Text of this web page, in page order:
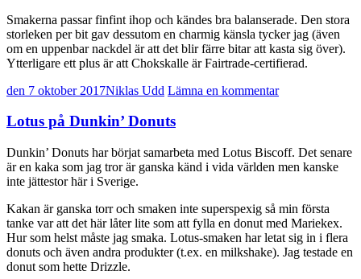
Smakerna passar finfint ihop och kändes bra balanserade. Den stora
storleken per bit gav dessutom en charmig känsla tycker jag (även
om en uppenbar nackdel är att det blir färre bitar att kasta sig över).
Ytterligare ett plus är att Chokskalle är Fairtrade-certifierad.
den 7 oktober 2017Niklas Udd Lämna en kommentar
Lotus på Dunkin’ Donuts
Dunkin’ Donuts har börjat samarbeta med Lotus Biscoff. Det senare
är en kaka som jag tror är ganska känd i vida världen men kanske
inte jättestor här i Sverige.
Kakan är ganska torr och smaken inte superspexig så min första
tanke var att det här låter lite som att fylla en donut med Mariekex.
Hur som helst måste jag smaka. Lotus-smaken har letat sig in i flera
donuts och även andra produkter (t.ex. en milkshake). Jag testade en
donut som hette Drizzle.